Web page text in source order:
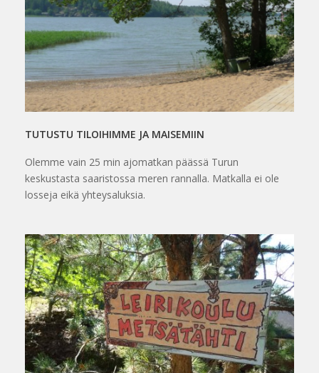
TUTUSTU TILOIHIMME JA MAISEMIIN
Olemme vain 25 min ajomatkan päässä Turun
keskustasta saaristossa meren rannalla. Matkalla ei ole
losseja eikä yhteysaluksia.